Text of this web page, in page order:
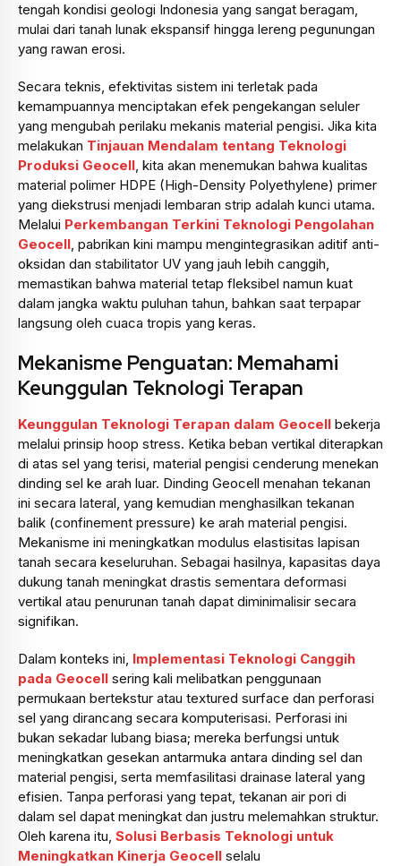
tengah kondisi geologi Indonesia yang sangat beragam,
mulai dari tanah lunak ekspansif hingga lereng pegunungan
yang rawan erosi.
Secara teknis, efektivitas sistem ini terletak pada
kemampuannya menciptakan efek pengekangan seluler
yang mengubah perilaku mekanis material pengisi. Jika kita
melakukan Tinjauan Mendalam tentang Teknologi
Produksi Geocell, kita akan menemukan bahwa kualitas
material polimer HDPE (High-Density Polyethylene) primer
yang diekstrusi menjadi lembaran strip adalah kunci utama.
Melalui Perkembangan Terkini Teknologi Pengolahan
Geocell, pabrikan kini mampu mengintegrasikan aditif anti-
oksidan dan stabilitator UV yang jauh lebih canggih,
memastikan bahwa material tetap fleksibel namun kuat
dalam jangka waktu puluhan tahun, bahkan saat terpapar
langsung oleh cuaca tropis yang keras.
Mekanisme Penguatan: Memahami
Keunggulan Teknologi Terapan
Keunggulan Teknologi Terapan dalam Geocell bekerja
melalui prinsip hoop stress. Ketika beban vertikal diterapkan
di atas sel yang terisi, material pengisi cenderung menekan
dinding sel ke arah luar. Dinding Geocell menahan tekanan
ini secara lateral, yang kemudian menghasilkan tekanan
balik (confinement pressure) ke arah material pengisi.
Mekanisme ini meningkatkan modulus elastisitas lapisan
tanah secara keseluruhan. Sebagai hasilnya, kapasitas daya
dukung tanah meningkat drastis sementara deformasi
vertikal atau penurunan tanah dapat diminimalisir secara
signifikan.
Dalam konteks ini, Implementasi Teknologi Canggih
pada Geocell sering kali melibatkan penggunaan
permukaan bertekstur atau textured surface dan perforasi
sel yang dirancang secara komputerisasi. Perforasi ini
bukan sekadar lubang biasa; mereka berfungsi untuk
meningkatkan gesekan antarmuka antara dinding sel dan
material pengisi, serta memfasilitasi drainase lateral yang
efisien. Tanpa perforasi yang tepat, tekanan air pori di
dalam sel dapat meningkat dan justru melemahkan struktur.
Oleh karena itu, Solusi Berbasis Teknologi untuk
Meningkatkan Kinerja Geocell selalu